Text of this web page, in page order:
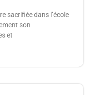
sacrifiée dans l’école
son
et